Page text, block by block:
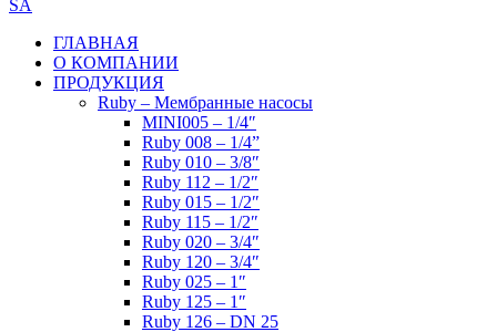
ГЛАВНАЯ
О КОМПАНИИ
ПРОДУКЦИЯ
Ruby – Мембранные насосы
MINI005 – 1/4″
Ruby 008 – 1/4”
Ruby 010 – 3/8″
Ruby 112 – 1/2″
Ruby 015 – 1/2″
Ruby 115 – 1/2″
Ruby 020 – 3/4″
Ruby 120 – 3/4″
Ruby 025 – 1″
Ruby 125 – 1″
Ruby 126 – DN 25